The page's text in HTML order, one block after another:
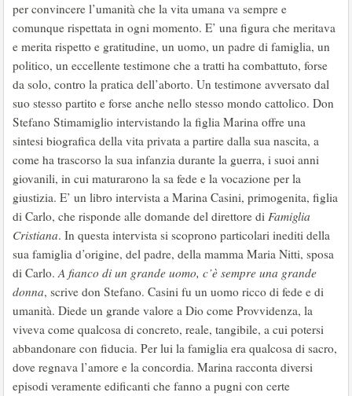
per convincere l’umanità che la vita umana va sempre e
comunque rispettata in ogni momento. E’ una figura che meritava
e merita rispetto e gratitudine, un uomo, un padre di famiglia, un
politico, un eccellente testimone che a tratti ha combattuto, forse
da solo, contro la pratica dell’aborto. Un testimone avversato dal
suo stesso partito e forse anche nello stesso mondo cattolico. Don
Stefano Stimamiglio intervistando la figlia Marina offre una
sintesi biografica della vita privata a partire dalla sua nascita, a
come ha trascorso la sua infanzia durante la guerra, i suoi anni
giovanili, in cui maturarono la sa fede e la vocazione per la
giustizia. E’ un libro intervista a Marina Casini, primogenita, figlia
di Carlo, che risponde alle domande del direttore di Famiglia
Cristiana. In questa intervista si scoprono particolari inediti della
sua famiglia d’origine, del padre, della mamma Maria Nitti, sposa
di Carlo.A fianco di un grande uomo, c’è sempre una grande
donna, scrive don Stefano. Casini fu un uomo ricco di fede e di
umanità. Diede un grande valore a Dio come Provvidenza, la
viveva come qualcosa di concreto, reale, tangibile, a cui potersi
abbandonare con fiducia. Per lui la famiglia era qualcosa di sacro,
dove regnava l’amore e la concordia. Marina racconta diversi
episodi veramente edificanti che fanno a pugni con certe